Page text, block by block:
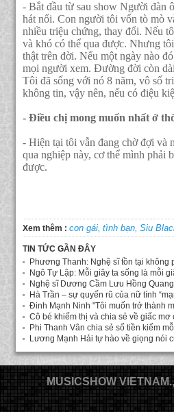
- Bắt đầu từ sau show Người đàn
hát nổi. Con người tôi vốn tò mò
nhiều triệu chứng, thay đổi. Nếu
và khó có thể qua được. Nhưng
thật trên đời. Nếu một ngày nào
mọi người xem. Đường đời còn
Tôi đã sống với nó 8 năm, vô số
không tin, vậy nên, nếu có điệu
- Điều chị mong muốn nhất ở
- Hiện tại tôi vẫn đang chờ đợi và
qua nghiệp này, cơ thể mình phải
được.
Xem thêm : con gái, tình bạn, Siu
TIN TỨC GẦN ĐÂY
Phương Thanh: Nghệ sĩ tồn tại không
Ngô Tự Lập: Mỗi giây ta sống là mỗi
Nghệ sĩ Dương Cầm Lưu Hồng
Hà Trần – sự quyến rũ của nữ tính
Đinh Mạnh Ninh "Tôi muốn trở thành
Cô bé khiếm thị và chia sẻ về giấc mơ
Phi Thanh Vân chia sẻ số tiền kiếm
Lương Mạnh Hải tự hào về giọng nói
MUSICSHOW VIETNAM.,